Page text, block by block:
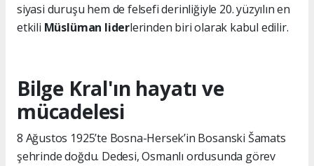
siyasi duruşu hem de felsefi derinliğiyle 20. yüzyılın en
etkili Müslüman liderlerinden biri olarak kabul edilir.
Bilge Kral'ın hayatı ve
mücadelesi
8 Ağustos 1925’te Bosna-Hersek’in Bosanski Šamats
şehrinde doğdu. Dedesi, Osmanlı ordusunda görev